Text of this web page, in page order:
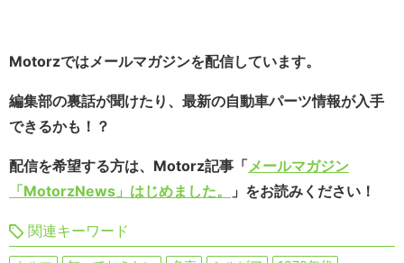
Motorzではメールマガジンを配信しています。
編集部の裏話が聞けたり、最新の自動車パーツ情報が入手
できるかも！？
配信を希望する方は、Motorz記事「メールマガジン
「MotorzNews」はじめました。
」をお読みください！
関連キーワード